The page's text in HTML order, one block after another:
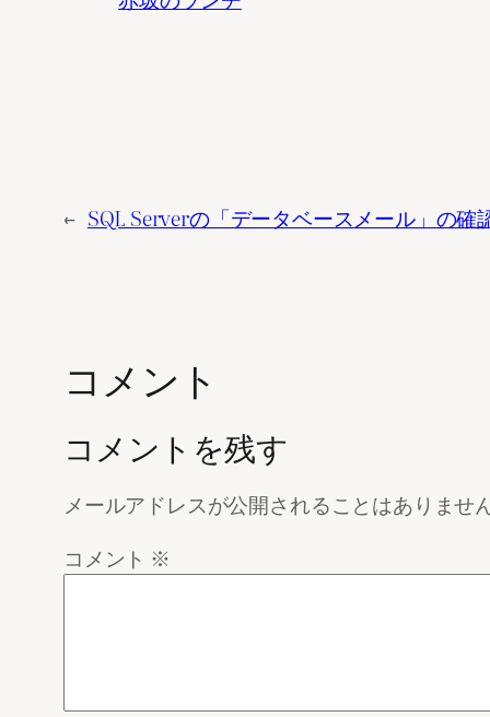
← SQL Serverの「データベースメール」の確
コメント
コメントを残す
メールアドレスが公開されることはありません
コメント ※